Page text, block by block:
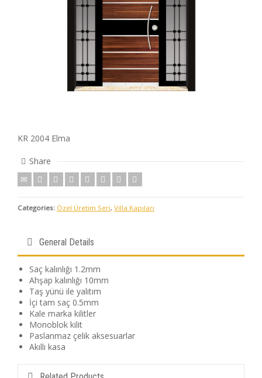
KR 2004 Elma
Share
Categories: Özel Üretim Seri, Villa Kapıları
General Details
Saç kalınlığı 1.2mm
Ahşap kalınlığı 10mm
Taş yünü ile yalıtım
İçi tam saç 0.5mm
Kale marka kilitler
Monoblok kilit
Paslanmaz çelik aksesuarlar
Akıllı kasa